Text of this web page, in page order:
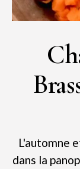
L'automne
dans la